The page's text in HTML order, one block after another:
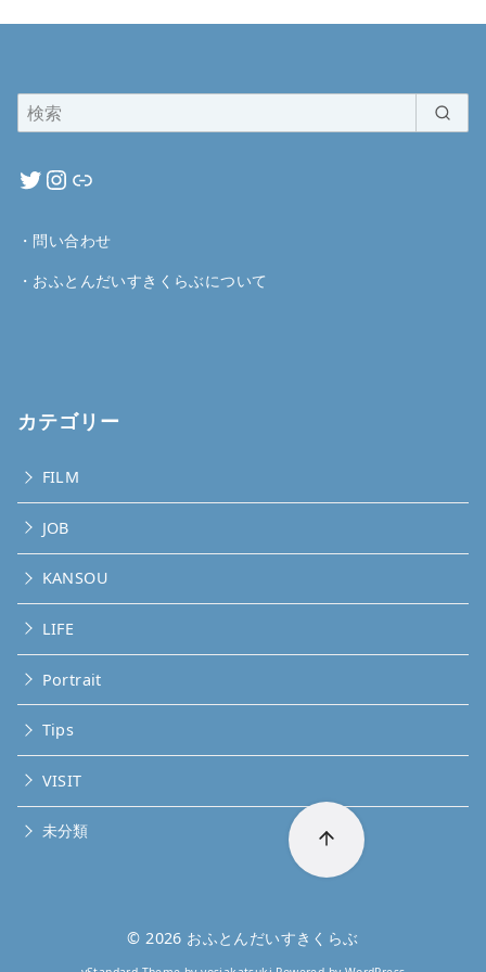
・ 問い合わせ
・ おふとんだいすきくらぶについて
カテゴリー
FILM
JOB
KANSOU
LIFE
Portrait
Tips
VISIT
未分類
© 2026 おふとんだいすきくらぶ